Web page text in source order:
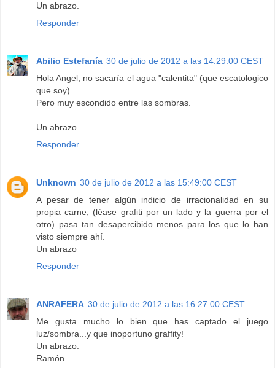
Un abrazo.
Responder
Abilio Estefanía 30 de julio de 2012 a las 14:29:00 CEST
Hola Angel, no sacaría el agua "calentita" (que escatologico
que soy).
Pero muy escondido entre las sombras.
Un abrazo
Responder
Unknown 30 de julio de 2012 a las 15:49:00 CEST
A pesar de tener algún indicio de irracionalidad en su
propia carne, (léase grafiti por un lado y la guerra por el
otro) pasa tan desapercibido menos para los que lo han
visto siempre ahí.
Un abrazo
Responder
ANRAFERA 30 de julio de 2012 a las 16:27:00 CEST
Me gusta mucho lo bien que has captado el juego
luz/sombra...y que inoportuno graffity!
Un abrazo.
Ramón